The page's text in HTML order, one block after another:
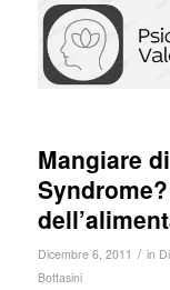
Mangiare
Dicembre 6, 2011 / in
Bottasini